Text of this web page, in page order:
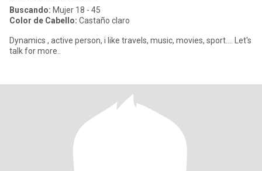
Buscando: Mujer 18 - 45
Color de Cabello: Castaño claro
Dynamics , active person, i like travels, music, movies, sport.... Let's
talk for more..